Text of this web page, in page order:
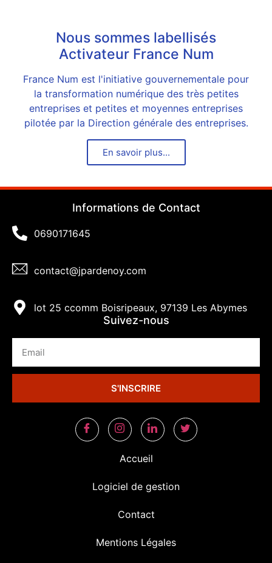
Nous sommes labellisés
Activateur France Num
France Num est l'initiative gouvernementale pour
la transformation numérique des très petites
entreprises et petites et moyennes entreprises
pilotée par la Direction générale des entreprises.
En savoir plus...
Informations de Contact
0690171645
contact@jpardenoy.com
lot 25 ccomm Boisripeaux, 97139 Les Abymes
Suivez-nous
S'INSCRIRE
Accueil
Logiciel de gestion
Contact
Mentions Légales